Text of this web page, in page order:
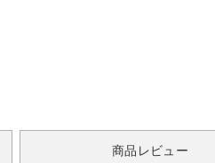
商品レビュー